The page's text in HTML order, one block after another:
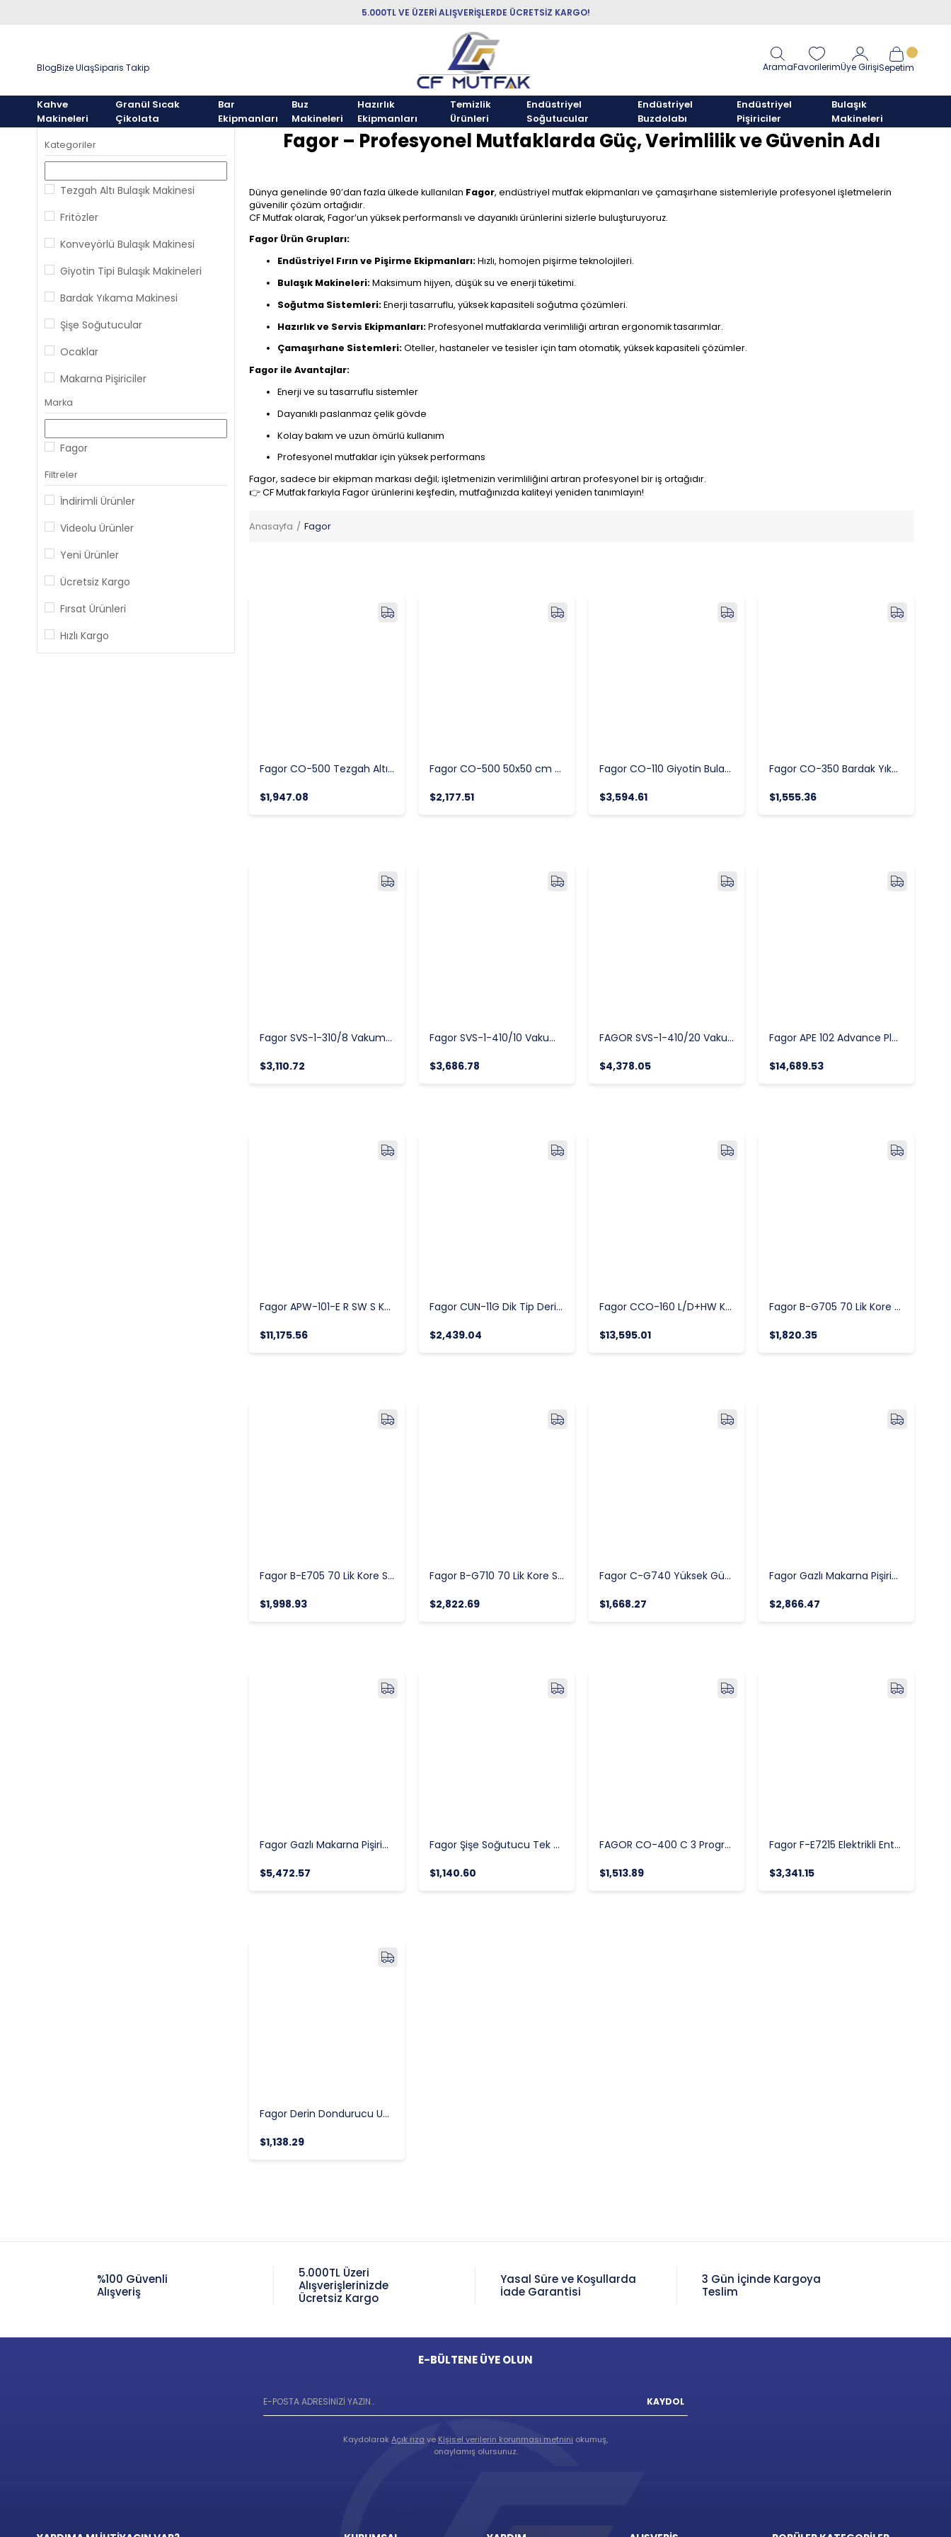
5.000TL VE ÜZERİ ALIŞVERİŞLERDE ÜCRETSİZ KARGO!
BlogBize UlaşSiparis Takip AramaFavorilerimÜye GirişiSepetim
Kahve
Makineleri
Granül Sıcak
Çikolata
Bar
Ekipmanları
Buz
Makineleri
Hazırlık
Ekipmanları
Temizlik
Ürünleri
Endüstriyel
Soğutucular
Endüstriyel
Buzdolabı
Endüstriyel
Pişiriciler
Bulaşık
Makineleri
Kategoriler
Tezgah Altı Bulaşık Makinesi
Fritözler
Konveyörlü Bulaşık Makinesi
Giyotin Tipi Bulaşık Makineleri
Bardak Yıkama Makinesi
Şişe Soğutucular
Ocaklar
Makarna Pişiriciler
Derin Dondurucular
Vakum Makineleri
Marka
Fagor
Filtreler
İndirimli Ürünler
Videolu Ürünler
Yeni Ürünler
Ücretsiz Kargo
Fırsat Ürünleri
Hızlı Kargo
Fagor – Profesyonel Mutfaklarda Güç, Verimlilik ve Güvenin Adı
Dünya genelinde 90’dan fazla ülkede kullanılan Fagor, endüstriyel mutfak ekipmanları ve çamaşırhane sistemleriyle profesyonel işletmelerin
güvenilir çözüm ortağıdır.
CF Mutfak olarak, Fagor’un yüksek performanslı ve dayanıklı ürünlerini sizlerle buluşturuyoruz.
Fagor Ürün Grupları:
Endüstriyel Fırın ve Pişirme Ekipmanları:Hızlı, homojen pişirme teknolojileri.
Bulaşık Makineleri:Maksimum hijyen, düşük su ve enerji tüketimi.
Soğutma Sistemleri:Enerji tasarruflu, yüksek kapasiteli soğutma çözümleri.
Hazırlık ve Servis Ekipmanları:Profesyonel mutfaklarda verimliliği artıran ergonomik tasarımlar.
Çamaşırhane Sistemleri:Oteller, hastaneler ve tesisler için tam otomatik, yüksek kapasiteli çözümler.
Fagor ile Avantajlar:
Enerji ve su tasarruflu sistemler
Dayanıklı paslanmaz çelik gövde
Kolay bakım ve uzun ömürlü kullanım
Profesyonel mutfaklar için yüksek performans
Fagor, sadece bir ekipman markası değil; işletmenizin verimliliğini artıran profesyonel bir iş ortağıdır.
👉 CF Mutfak farkıyla Fagor ürünlerini keşfedin, mutfağınızda kaliteyi yeniden tanımlayın!
Anasayfa Fagor
Fagor CO-500 Tezgah Altı Bulaşık Makinesi 50x50 cm
$1,947.08
Fagor CO-500 50x50 cm Tezgah Altı Bulaşık Makinesi
$2,177.51
Fagor CO-110 Giyotin Bulaşık Yıkama Makinesi 50x50 Sepetli 1000 Tabak/saat
$3,594.61
Fagor CO-350 Bardak Yıkama Makinesi Çift Cidarlı Saatte 30 Sepet
$1,555.36
Fagor SVS-1-310/8 Vakum Makinesi
$3,110.72
Fagor SVS-1-410/10 Vakum Makinesi
$3,686.78
FAGOR SVS-1-410/20 Vakum Makinesi
$4,378.05
Fagor APE 102 Advance Plus Elektrikli Kombi Fırın
$14,689.53
Fagor APW-101-E R SW S Kombi Fırın, Elektrikli
$11,175.56
Fagor CUN-11G Dik Tip Derin Dondurucu, Tek Kapılı, 543 Litre Hacim
$2,439.04
Fagor CCO-160 L/D+HW Konveyörlü Bulaşık Yıkama Makinesi
$13,595.01
Fagor B-G705 70 Lik Kore Seri Yarım Modül Gazlı Izgara
$1,820.35
Fagor B-E705 70 Lik Kore Seri Yarım Modül Elektrikli Izgara
$1,998.93
Fagor B-G710 70 Lik Kore Seri Tam Modül Gazlı Izgara
$2,822.69
Fagor C-G740 Yüksek Güçlü Gazlı Endüstriyel Ocak
$1,668.27
Fagor Gazlı Makarna Pişirici, CP-G905 90 Lık Kore Seri
$2,866.47
Fagor Gazlı Makarna Pişirici, CP-G910 90 Kore Seri
$5,472.57
Fagor Şişe Soğutucu Tek Kapılı UP-251 GD
$1,140.60
FAGOR CO-400 C 3 Programlı Tezgah Altı Bulaşık ve Bardak Yıkama Makinesi 40x40 cm
$1,513.89
Fagor F-E7215 Elektrikli Entegre Kovalı Fritöz
$3,341.15
Fagor Derin Dondurucu UN-251 SS
$1,138.29
%100 Güvenli
Alışveriş
5.000TL Üzeri
Alışverişlerinizde
Ücretsiz Kargo
Yasal Süre ve Koşullarda
İade Garantisi
3 Gün İçinde Kargoya
Teslim
E-BÜLTENE ÜYE OLUN
KAYDOL
KaydolarakAçık rıza ve Kişisel verilerin korunması metnini okumuş,
onaylamış olursunuz.